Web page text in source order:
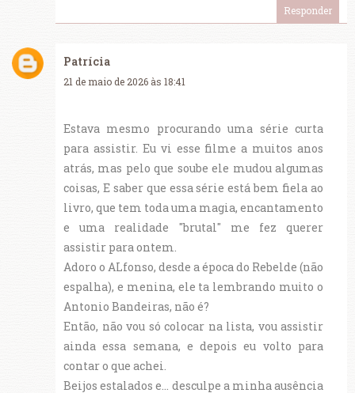
Responder
Patrícia
21 de maio de 2026 às 18:41
Estava mesmo procurando uma série curta
para assistir. Eu vi esse filme a muitos anos
atrás, mas pelo que soube ele mudou algumas
coisas, E saber que essa série está bem fiela ao
livro, que tem toda uma magia, encantamento
e uma realidade "brutal" me fez querer
assistir para ontem.
Adoro o ALfonso, desde a época do Rebelde (não
espalha), e menina, ele ta lembrando muito o
Antonio Bandeiras, não é?
Então, não vou só colocar na lista, vou assistir
ainda essa semana, e depois eu volto para
contar o que achei.
Beijos estalados e... desculpe a minha ausência